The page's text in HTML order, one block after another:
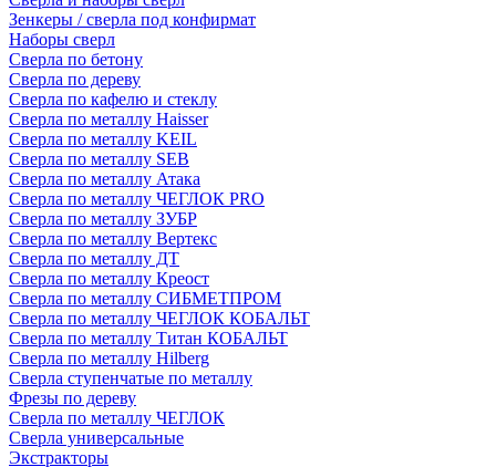
Зенкеры / сверла под конфирмат
Наборы сверл
Сверла по бетону
Сверла по дереву
Сверла по кафелю и стеклу
Сверла по металлу Haisser
Сверла по металлу KEIL
Сверла по металлу SEB
Сверла по металлу Атака
Сверла по металлу ЧЕГЛОК PRO
Сверла по металлу ЗУБР
Сверла по металлу Вертекс
Сверла по металлу ДТ
Сверла по металлу Креост
Сверла по металлу СИБМЕТПРОМ
Сверла по металлу ЧЕГЛОК КОБАЛЬТ
Сверла по металлу Титан КОБАЛЬТ
Сверла по металлу Hilberg
Сверла ступенчатые по металлу
Фрезы по дереву
Сверла по металлу ЧЕГЛОК
Сверла универсальные
Экстракторы